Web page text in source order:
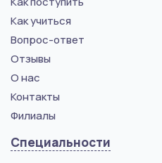
Как учиться
Вопрос-ответ
Отзывы
О нас
Контакты
Филиалы
Специальности